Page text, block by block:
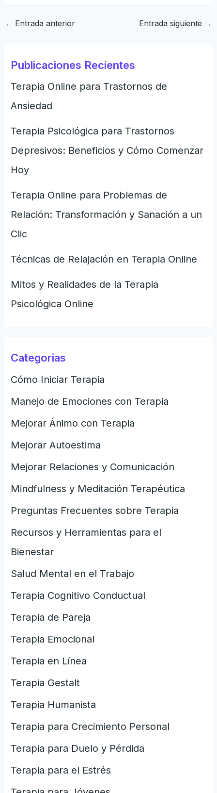
← Entrada anterior Entrada siguiente →
Publicaciones Recientes
Terapia Online para Trastornos de
Ansiedad
Terapia Psicológica para Trastornos
Depresivos: Beneficios y Cómo Comenzar
Hoy
Terapia Online para Problemas de
Relación: Transformación y Sanación a un
Clic
Técnicas de Relajación en Terapia Online
Mitos y Realidades de la Terapia
Psicológica Online
Categorias
Cómo Iniciar Terapia
Manejo de Emociones con Terapia
Mejorar Ánimo con Terapia
Mejorar Autoestima
Mejorar Relaciones y Comunicación
Mindfulness y Meditación Terapéutica
Preguntas Frecuentes sobre Terapia
Recursos y Herramientas para el
Bienestar
Salud Mental en el Trabajo
Terapia Cognitivo Conductual
Terapia de Pareja
Terapia Emocional
Terapia en Línea
Terapia Gestalt
Terapia Humanista
Terapia para Crecimiento Personal
Terapia para Duelo y Pérdida
Terapia para el Estrés